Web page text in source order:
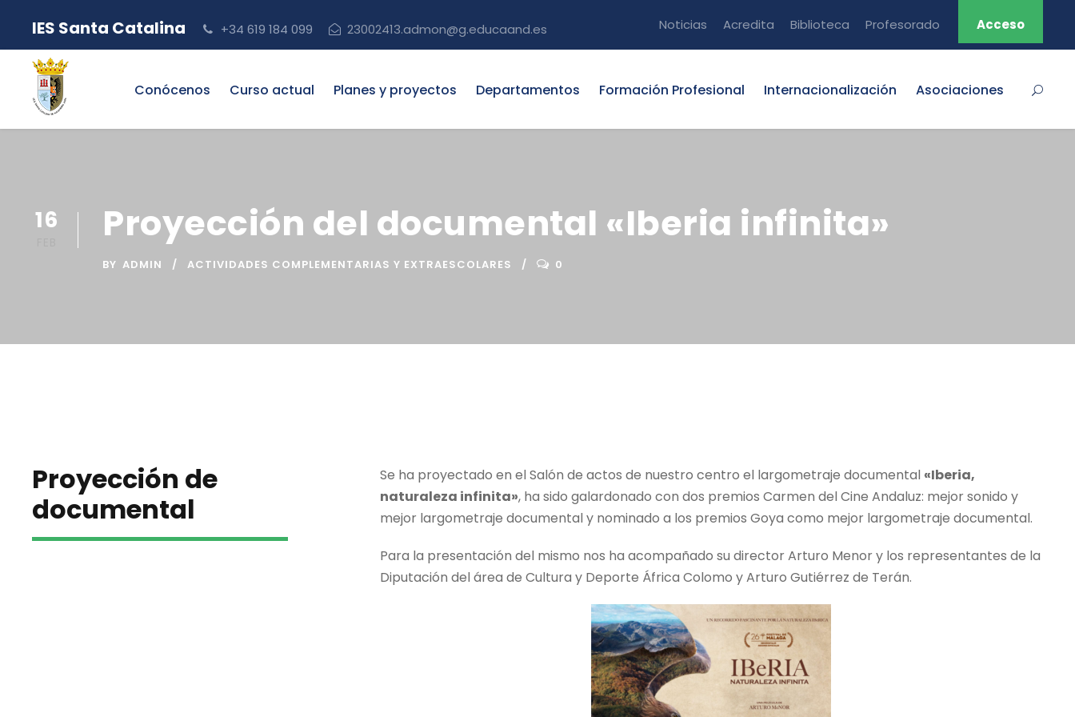
IES Santa Catalina +34 619 184 099 23002413.admon@g.educaand.es Noticias Acredita Biblioteca Profesorado Acceso
Conócenos Curso actual Planes y proyectos Departamentos Formación Profesional Internacionalización Asociaciones
16 Proyección del documental «Iberia infinita»
BY ADMIN ACTIVIDADES COMPLEMENTARIAS Y EXTRAESCOLARES 0
Proyección de
documental
Se ha proyectado en el Salón de actos de nuestro centro el largometraje documental «Iberia,
naturaleza infinita», ha sido galardonado con dos premios Carmen del Cine Andaluz: mejor sonido y
mejor largometraje documental y nominado a los premios Goya como mejor largometraje documental.
Para la presentación del mismo nos ha acompañado su director Arturo Menor y los representantes de la
Diputación del área de Cultura y Deporte África Colomo y Arturo Gutiérrez de Terán.